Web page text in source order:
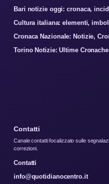
Bari notizie oggi: cronaca,
Cultura italiana: elementi,
Cronaca Nazionale: Notizie,
Torino Notizie: Ultime
Contatti
Canale contatti focalizzato sulle
correzioni.
Contatti
info@quotidianocentro.it